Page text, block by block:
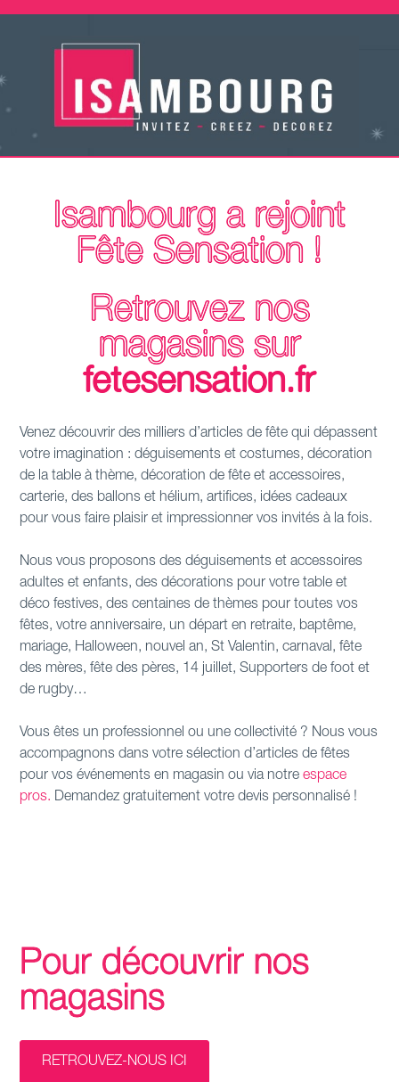
Isambourg a rejoint
Fête Sensation !
Retrouvez nos
magasins sur
fetesensation.fr
Venez découvrir des milliers d’articles de fête qui dépassent
votre imagination : déguisements et costumes, décoration
de la table à thème, décoration de fête et accessoires,
carterie, des ballons et hélium, artifices, idées cadeaux
pour vous faire plaisir et impressionner vos invités à la fois.
Nous vous proposons des déguisements et accessoires
adultes et enfants, des décorations pour votre table et
déco festives, des centaines de thèmes pour toutes vos
fêtes, votre anniversaire, un départ en retraite, baptême,
mariage, Halloween, nouvel an, St Valentin, carnaval, fête
des mères, fête des pères, 14 juillet, Supporters de foot et
de rugby…
Vous êtes un professionnel ou une collectivité ? Nous vous
accompagnons dans votre sélection d’articles de fêtes
pour vos événements en magasin ou via notreespace
pros. Demandez gratuitement votre devis personnalisé !
Pour découvrir nos
magasins
RETROUVEZ-NOUS ICI